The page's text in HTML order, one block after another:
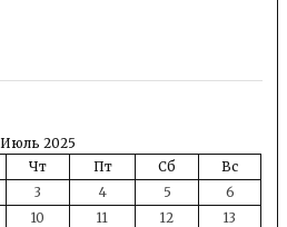
Июль 2025
Чт Пт Сб
Вс
3 4 5
6
10 11 12
13